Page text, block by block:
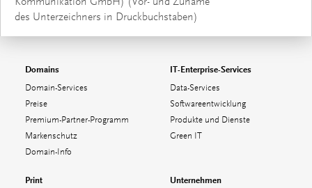
des Unterzeichners in Druckbuchstaben)
Domains
Domain-Services
Preise
Premium-Partner-Programm
Markenschutz
Domain-Info
IT-Enterprise-Services
Data-Services
Softwareentwicklung
Produkte und Dienste
Green IT
Print Unternehmen